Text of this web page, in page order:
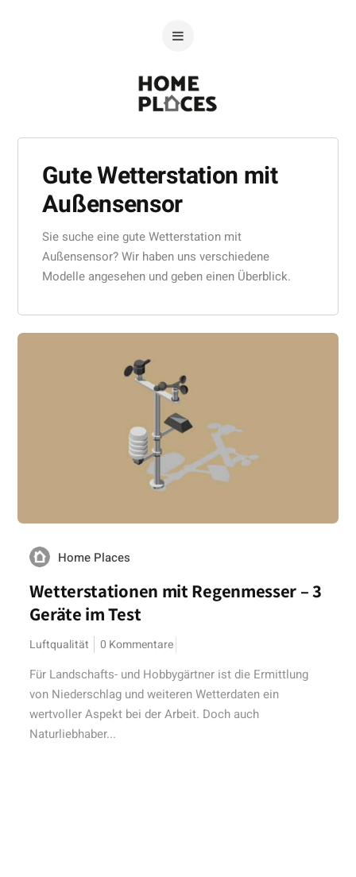
Gute Wetterstation mit
Außensensor
Sie suche eine gute Wetterstation mit
Außensensor? Wir haben uns verschiedene
Modelle angesehen und geben einen Überblick.
Home Places
Wetterstationen mit Regenmesser – 3
Geräte im Test
Luftqualität 0 Kommentare
Für Landschafts- und Hobbygärtner ist die Ermittlung
von Niederschlag und weiteren Wetterdaten ein
wertvoller Aspekt bei der Arbeit. Doch auch
Naturliebhaber...